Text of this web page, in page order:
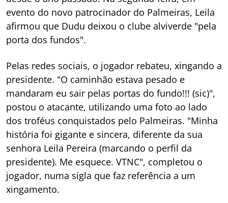
evento do novo patrocinador do Palmeiras, Leila
afirmou que Dudu deixou o clube alviverde "pela
porta dos fundos".
Pelas redes sociais, o jogador rebateu, xingando a
presidente. "O caminhão estava pesado e
mandaram eu sair pelas portas do fundo!!! (sic)",
postou o atacante, utilizando uma foto ao lado
dos troféus conquistados pelo Palmeiras. "Minha
história foi gigante e sincera, diferente da sua
senhora Leila Pereira (marcando o perfil da
presidente). Me esquece. VTNC", completou o
jogador, numa sigla que faz referência a um
xingamento.